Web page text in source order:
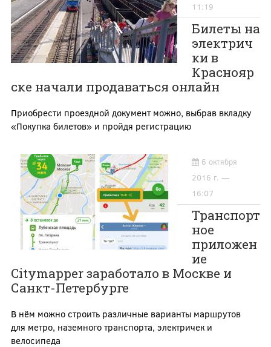
11:19
Билеты на
электрич
ки в
Краснояр
ске начали продаваться онлайн
Приобрести проездной документ можно, выбрав вкладку
«Покупка билетов» и пройдя регистрацию
6 октября
2016 г. —
16:07
Транспорт
ное
приложен
ие
Citymapper заработало в Москве и
Санкт-Петербурге
В нём можно строить различные варианты маршрутов
для метро, наземного транспорта, электричек и
велосипеда